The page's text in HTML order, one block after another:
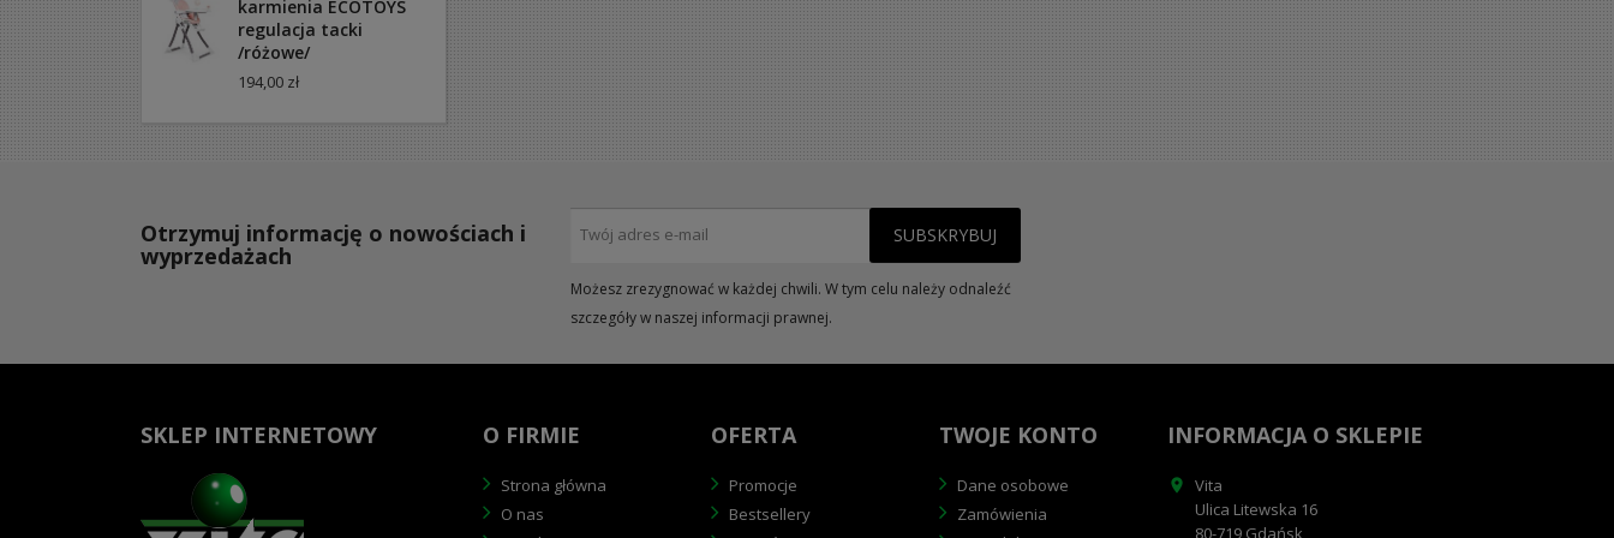
karmienia ECOTOYS
regulacja tacki
/różowe/
194,00 zł
Otrzymuj informację o nowościach i
wyprzedażach
Możesz zrezygnować w każdej chwili. W tym celu należy odnaleźć
szczegóły w naszej informacji prawnej.
SKLEP INTERNETOWY O FIRMIE
Strona główna
O nas
OFERTA
Promocje
Bestsellery
TWOJE KONTO
Dane osobowe
Zamówienia
INFORMACJA O SKLEPIE

Vita
Ulica Litewska 16
80-719 Gdańsk